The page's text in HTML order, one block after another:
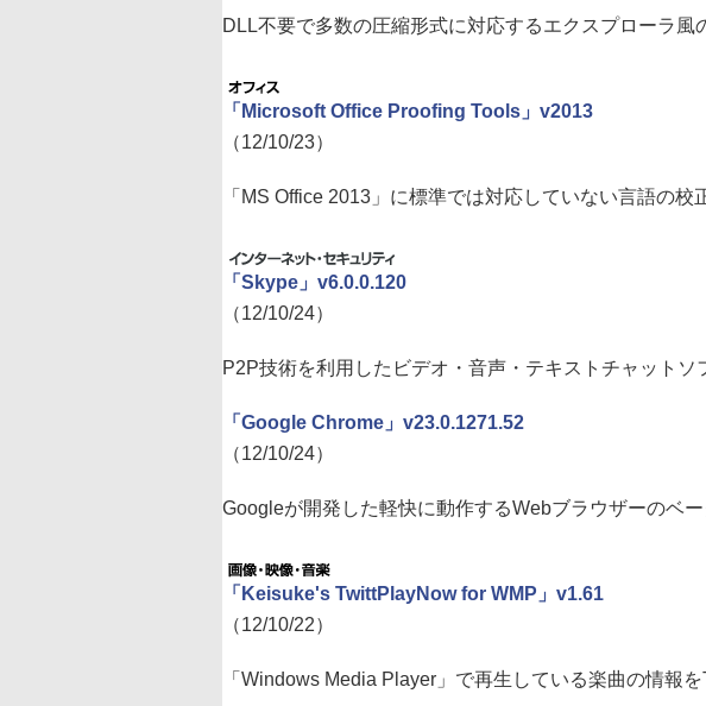
DLL不要で多数の圧縮形式に対応するエクスプローラ風
「Microsoft Office Proofing Tools」v2013
（12/10/23）
「MS Office 2013」に標準では対応していない言語の校
「Skype」v6.0.0.120
（12/10/24）
P2P技術を利用したビデオ・音声・テキストチャットソ
「Google Chrome」v23.0.1271.52
（12/10/24）
Googleが開発した軽快に動作するWebブラウザーのベー
「Keisuke's TwittPlayNow for WMP」v1.61
（12/10/22）
「Windows Media Player」で再生している楽曲の情報